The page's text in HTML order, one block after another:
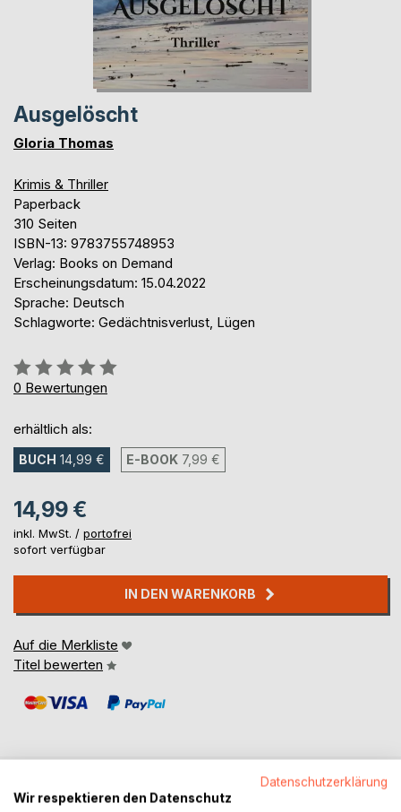
Ausgelöscht
Gloria Thomas
Krimis & Thriller
Paperback
310 Seiten
ISBN-13: 9783755748953
Verlag: Books on Demand
Erscheinungsdatum: 15.04.2022
Sprache: Deutsch
Schlagworte: Gedächtnisverlust, Lügen
Bewertung::
0%
0 Bewertungen
erhältlich als:
BUCH 14,99 € E-BOOK 7,99 €
14,99 €
inkl. MwSt. / portofrei
sofort verfügbar
IN DEN WARENKORB
Auf die Merkliste
Titel bewerten
BESCHREIBUNG
Datenschutzerklärung
Wir respektieren den Datenschutz